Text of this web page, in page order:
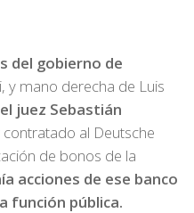
del gobierno de
y mano derecha de Luis
juez Sebastián
al Deutsche
de bonos de la
acciones de ese banco
función pública.